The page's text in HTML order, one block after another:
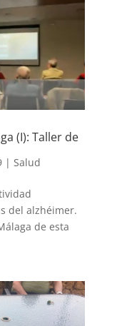
(I): Taller de
| Salud
del alzhéimer.
de esta